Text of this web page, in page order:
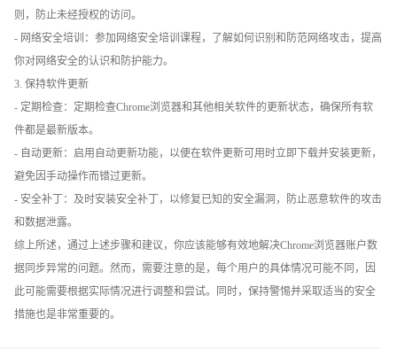
则，防止未经授权的访问。
- 网络安全培训：参加网络安全培训课程，了解如何识别和防范网络攻击，提高
你对网络安全的认识和防护能力。
3. 保持软件更新
- 定期检查：定期检查Chrome浏览器和其他相关软件的更新状态，确保所有软
件都是最新版本。
- 自动更新：启用自动更新功能，以便在软件更新可用时立即下载并安装更新，
避免因手动操作而错过更新。
- 安全补丁：及时安装安全补丁，以修复已知的安全漏洞，防止恶意软件的攻击
和数据泄露。
综上所述，通过上述步骤和建议，你应该能够有效地解决Chrome浏览器账户数
据同步异常的问题。然而，需要注意的是，每个用户的具体情况可能不同，因
此可能需要根据实际情况进行调整和尝试。同时，保持警惕并采取适当的安全
措施也是非常重要的。